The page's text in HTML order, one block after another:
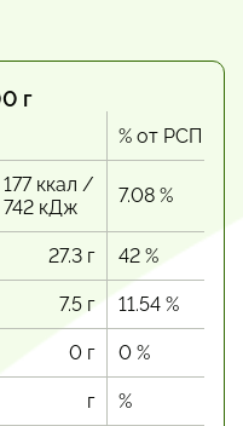
г
% от РСП
177 ккал /
742 кДж
7.08 %
27.3 г 42 %
7.5 г 11.54 %
0 г 0 %
г %